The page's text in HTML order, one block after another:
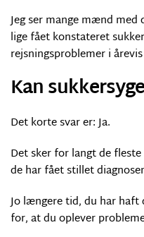
Jeg ser mange mænd
lige fået konstateret
rejsningsproblemer i
Kan
Det korte svar er: Ja.
Det sker for langt de
de har fået stillet
Jo længere tid, du har haft
for, at du oplever